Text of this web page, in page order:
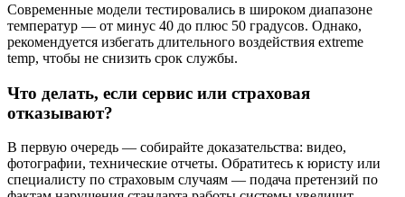
Современные модели тестировались в широком диапазоне
температур — от минус 40 до плюс 50 градусов. Однако,
рекомендуется избегать длительного воздействия extreme
temp, чтобы не снизить срок службы.
Что делать, если сервис или страховая
отказывают?
В первую очередь — собирайте доказательства: видео,
фотографии, технические отчеты. Обратитесь к юристу или
специалисту по страховым случаям — подача претензий по